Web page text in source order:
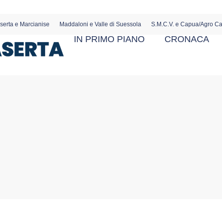
e Marcianise Maddaloni e Valle di Suessola S.M.C.V. e Capua/Agro
IN PRIMO PIANO CRONACA